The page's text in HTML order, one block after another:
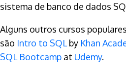
sistema de banco de dados
Alguns outros cursos
são Intro to SQL by Khan
SQL Bootcamp at Udemy.